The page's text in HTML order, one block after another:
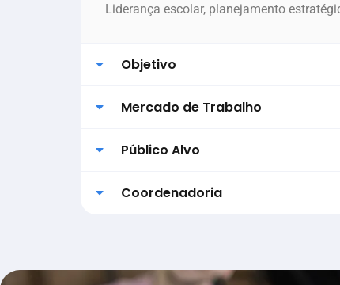
Liderança escolar, planejamento
Objetivo
Mercado de Trabalho
Público Alvo
Coordenadoria